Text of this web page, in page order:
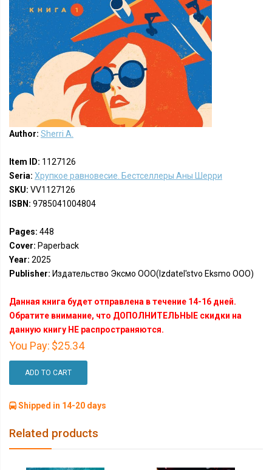
Author: Sherri A.
Item ID: 1127126
Seria: Хрупкое равновесие. Бестселлеры Аны Шерри
SKU: VV1127126
ISBN: 9785041004804
Pages: 448
Cover: Paperback
Year: 2025
Publisher: Издательство Эксмо ООО(Izdatel'stvo Eksmo OOO)
Данная книга будет отправлена в течение 14-16 дней.
Обратите внимание, что ДОПОЛНИТЕЛЬНЫЕ скидки на
данную книгу НЕ распространяются.
You Pay: $25.34
ADD TO CART
Shipped in 14-20 days
Related products